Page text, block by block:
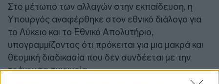
Στο μέτωπο των αλλαγών στην εκπαίδευση, η
Υπουργός αναφέρθηκε στον εθνικό διάλογο για
το Λύκειο και το Εθνικό Απολυτήριο,
υπογραμμίζοντας ότι πρόκειται για μια μακρά και
θεσμική διαδικασία που δεν συνδέεται με την
τρέχουσα συγκυρία.